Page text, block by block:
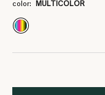
color: MULTICOLOR